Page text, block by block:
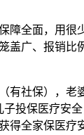
全面，用很
盖广、报销比
社保），老婆
投保医疗安
得全家保医疗